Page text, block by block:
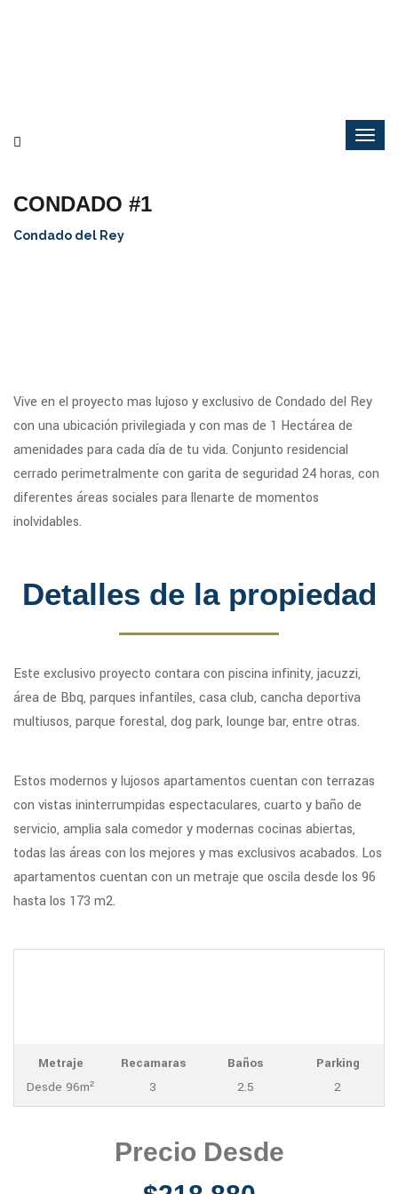
CONDADO #1
Condado del Rey
Vive en el proyecto mas lujoso y exclusivo de Condado del Rey
con una ubicación privilegiada y con mas de 1 Hectárea de
amenidades para cada día de tu vida. Conjunto residencial
cerrado perimetralmente con garita de seguridad 24 horas, con
diferentes áreas sociales para llenarte de momentos
inolvidables.
Detalles de la propiedad
Este exclusivo proyecto contara con piscina infinity, jacuzzi,
área de Bbq, parques infantiles, casa club, cancha deportiva
multiusos, parque forestal, dog park, lounge bar, entre otras.
Estos modernos y lujosos apartamentos cuentan con terrazas
con vistas ininterrumpidas espectaculares, cuarto y baño de
servicio, amplia sala comedor y modernas cocinas abiertas,
todas las áreas con los mejores y mas exclusivos acabados. Los
apartamentos cuentan con un metraje que oscila desde los 96
hasta los 173 m2.
Metraje
Desde 96m²
Recamaras
3
Baños
2.5
Parking
2
Precio Desde